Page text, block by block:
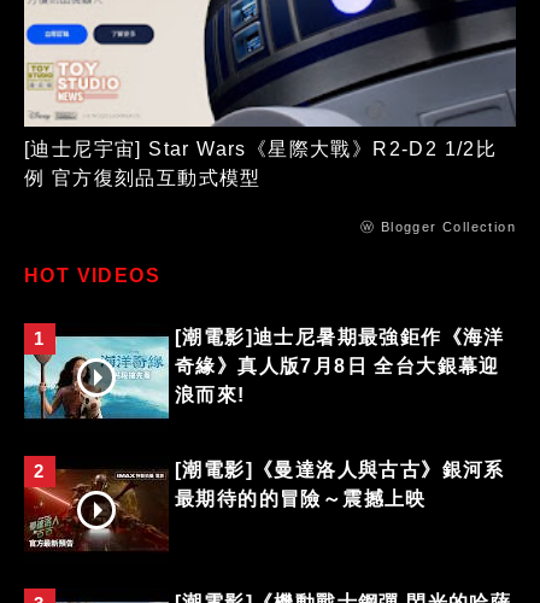
[迪士尼宇宙] Star Wars《星際大戰》R2-D2 1/2比
例 官方復刻品互動式模型
ⓦ Blogger Collection
HOT VIDEOS
1
[潮電影]迪士尼暑期最強鉅作《海洋
奇緣》真人版7月8日 全台大銀幕迎
浪而來!
2
[潮電影]《曼達洛人與古古》銀河系
最期待的的冒險～震撼上映